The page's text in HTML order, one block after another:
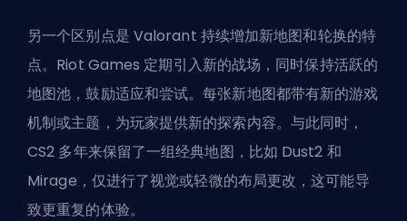
另一个区别点是 Valorant 持续增加新地图和轮换的特
点。Riot Games 定期引入新的战场，同时保持活跃的
地图池，鼓励适应和尝试。每张新地图都带有新的游戏
机制或主题，为玩家提供新的探索内容。与此同时，
CS2 多年来保留了一组经典地图，比如 Dust2 和
Mirage，仅进行了视觉或轻微的布局更改，这可能导
致更重复的体验。